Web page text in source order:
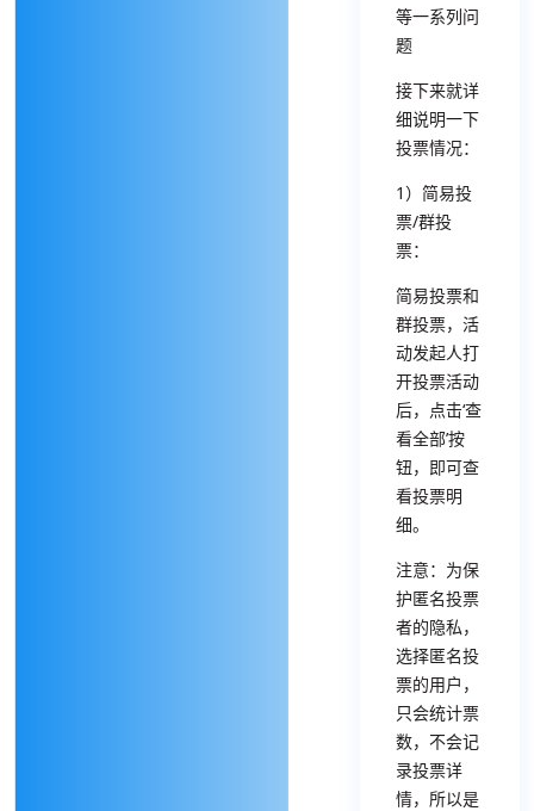
等一系列问
题
接下来就详
细说明一下
投票情况：
1）简易投
票/群投
票：
简易投票和
群投票，活
动发起人打
开投票活动
后，点击‘查
看全部’按
钮，即可查
看投票明
细。
注意：为保
护匿名投票
者的隐私，
选择匿名投
票的用户，
只会统计票
数，不会记
录投票详
情，所以是